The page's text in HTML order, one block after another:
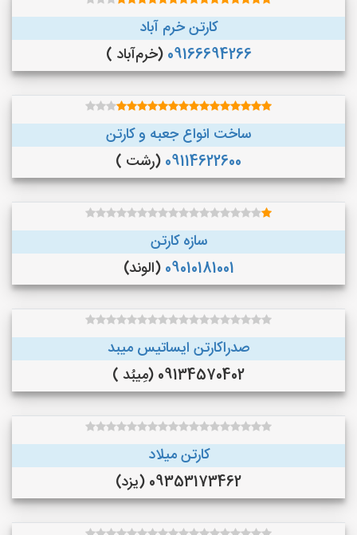
کارتن خرم آباد
09166694266 (خرم‌آباد )
ساخت انواع جعبه و کارتن
09114622600 (رشت )
سازه کارتن
09010181001 (الوند)
صدراکارتن ایساتیس میبد
09134570402 (مِیبُد )
کارتن میلاد
09353173462 (یزد)